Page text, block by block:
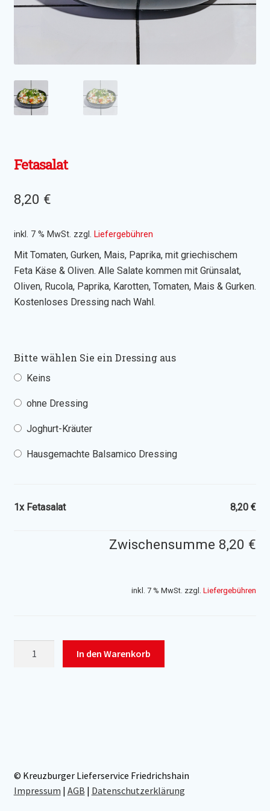
Potatoes
Salate
Fetasalat
8,20 €
inkl. 7 % MwSt. zzgl. Liefergebühren
Mit Tomaten, Gurken, Mais, Paprika, mit griechischem
Feta Käse & Oliven. Alle Salate kommen mit Grünsalat,
Oliven, Rucola, Paprika, Karotten, Tomaten, Mais & Gurken.
Kostenloses Dressing nach Wahl.
Bitte wählen Sie ein Dressing aus
Keins
ohne Dressing
Joghurt-Kräuter
Hausgemachte Balsamico Dressing
1x Fetasalat 8,20 €
Zwischensumme 8,20 €
inkl. 7 % MwSt. zzgl.Liefergebühren
In den Warenkorb
© Kreuzburger Lieferservice Friedrichshain
Impressum | AGB | Datenschutzerklärung